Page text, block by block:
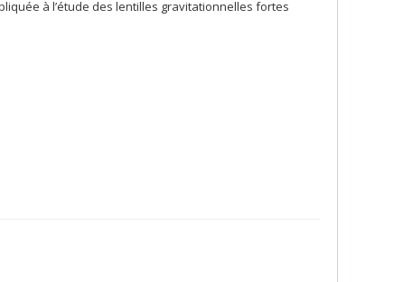
à l’étude des lentilles gravitationnelles fortes